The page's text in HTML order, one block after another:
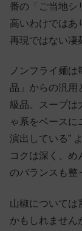
番の「ご当地シ
高いわけではあ
再現ではない凄
ノンフライ麺
品」からの汎用
級品。スープは
ゃ系をベースに
演出している”
コクは深く、
のバランスも整
山椒については
かもしれません